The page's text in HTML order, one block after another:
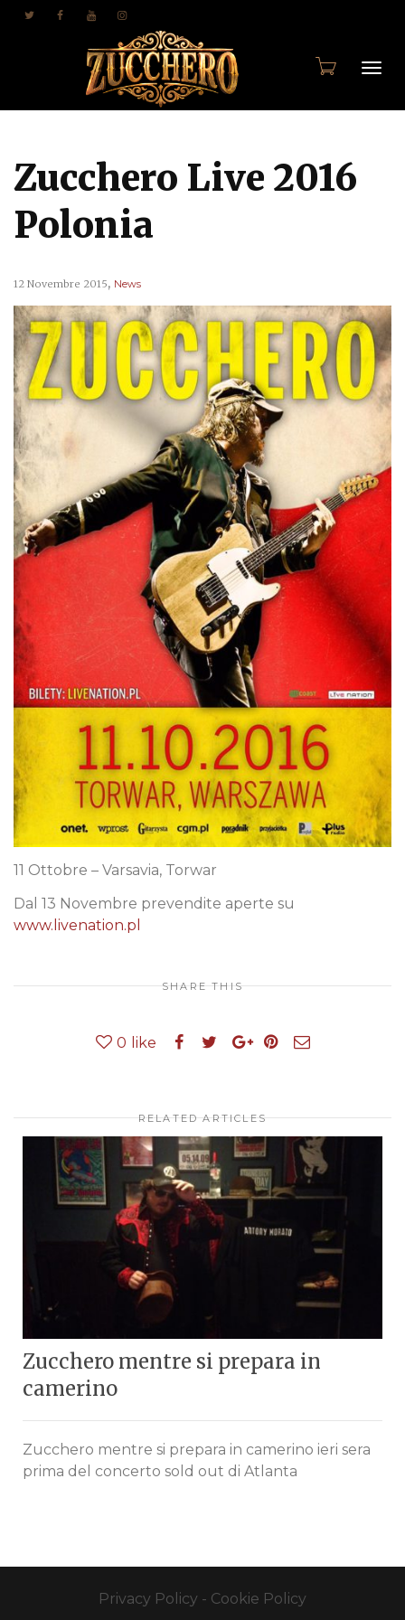
Zucchero Live 2016
Polonia
12 Novembre 2015, News
11 Ottobre – Varsavia, Torwar
Dal 13 Novembre prevendite aperte su
www.livenation.pl
SHARE THIS
0 like
RELATED ARTICLES
Zucchero mentre si prepara in
camerino
Zucchero mentre si prepara in camerino ieri sera
prima del concerto sold out di Atlanta
Privacy Policy - Cookie Policy